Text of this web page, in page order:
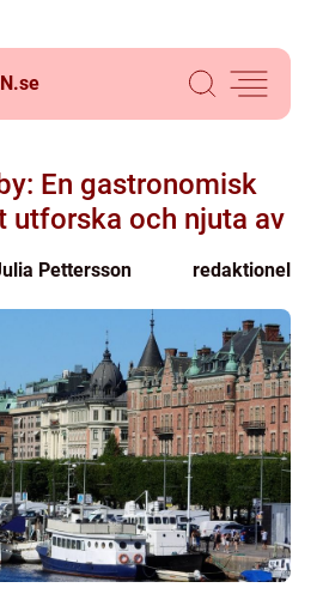
se
En gastronomisk
utforska och njuta av
Pettersson redaktionel